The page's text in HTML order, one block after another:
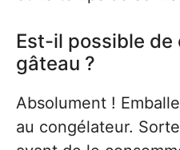
Est-il possible de
gâteau ?
Absolument !
au congélateur.